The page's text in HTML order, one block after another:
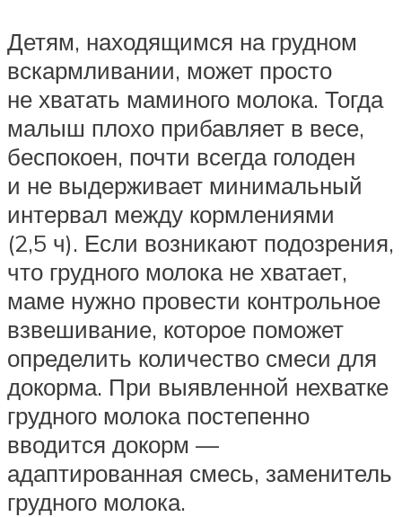
Детям, находящимся на грудном
вскармливании, может просто
не хватать маминого молока. Тогда
малыш плохо прибавляет в весе,
беспокоен, почти всегда голоден
и не выдерживает минимальный
интервал между кормлениями
(2,5 ч). Если возникают подозрения,
что грудного молока не хватает,
маме нужно провести контрольное
взвешивание, которое поможет
определить количество смеси для
докорма. При выявленной нехватке
грудного молока постепенно
вводится докорм —
адаптированная смесь, заменитель
грудного молока.